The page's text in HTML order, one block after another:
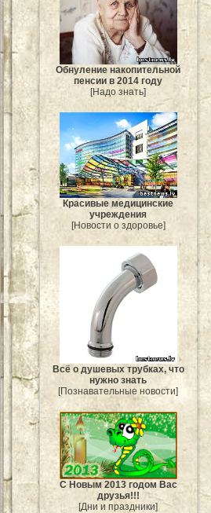
Обнуление накопительной
пенсии в 2014 году
[Надо знать]
Красивые медицинские
учреждения
[Новости о здоровье]
Всё о душевых трубках, что
нужно знать
[Познавательные новости]
С Новым 2013 годом Вас
друзья!!!
[Дни и праздники]